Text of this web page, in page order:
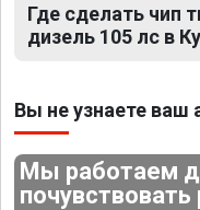
Где сделать чип
дизель 105 лс в
Вы не узнаете ваш
Мы работаем
почувствовать